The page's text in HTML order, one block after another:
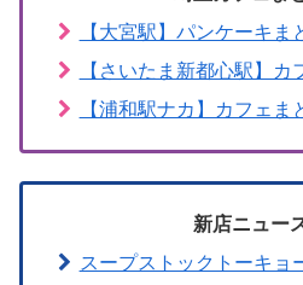
【大宮駅】パンケーキま
【さいたま新都心駅】カ
【浦和駅ナカ】カフェま
新店ニュー
スープストックトーキョ